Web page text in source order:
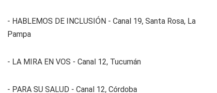
- HABLEMOS DE INCLUSIÓN - Canal 19, Santa Rosa, La
Pampa
- LA MIRA EN VOS - Canal 12, Tucumán
- PARA SU SALUD - Canal 12, Córdoba